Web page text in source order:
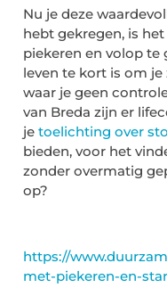
Nu je deze
hebt gekregen, is
piekeren en volop te
leven te kort is om
waar je geen
van Breda zijn er
je toelichting over
bieden, voor het
zonder overmatig
op?
https://
met-piekeren-en-